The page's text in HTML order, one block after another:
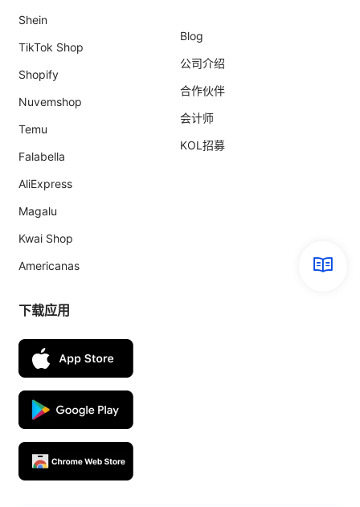
Shein
TikTok Shop
Shopify
Nuvemshop
Temu
Falabella
AliExpress
Magalu
Kwai Shop
Americanas
Blog
公司介绍
合作伙伴
会计师
KOL招募
下载应用